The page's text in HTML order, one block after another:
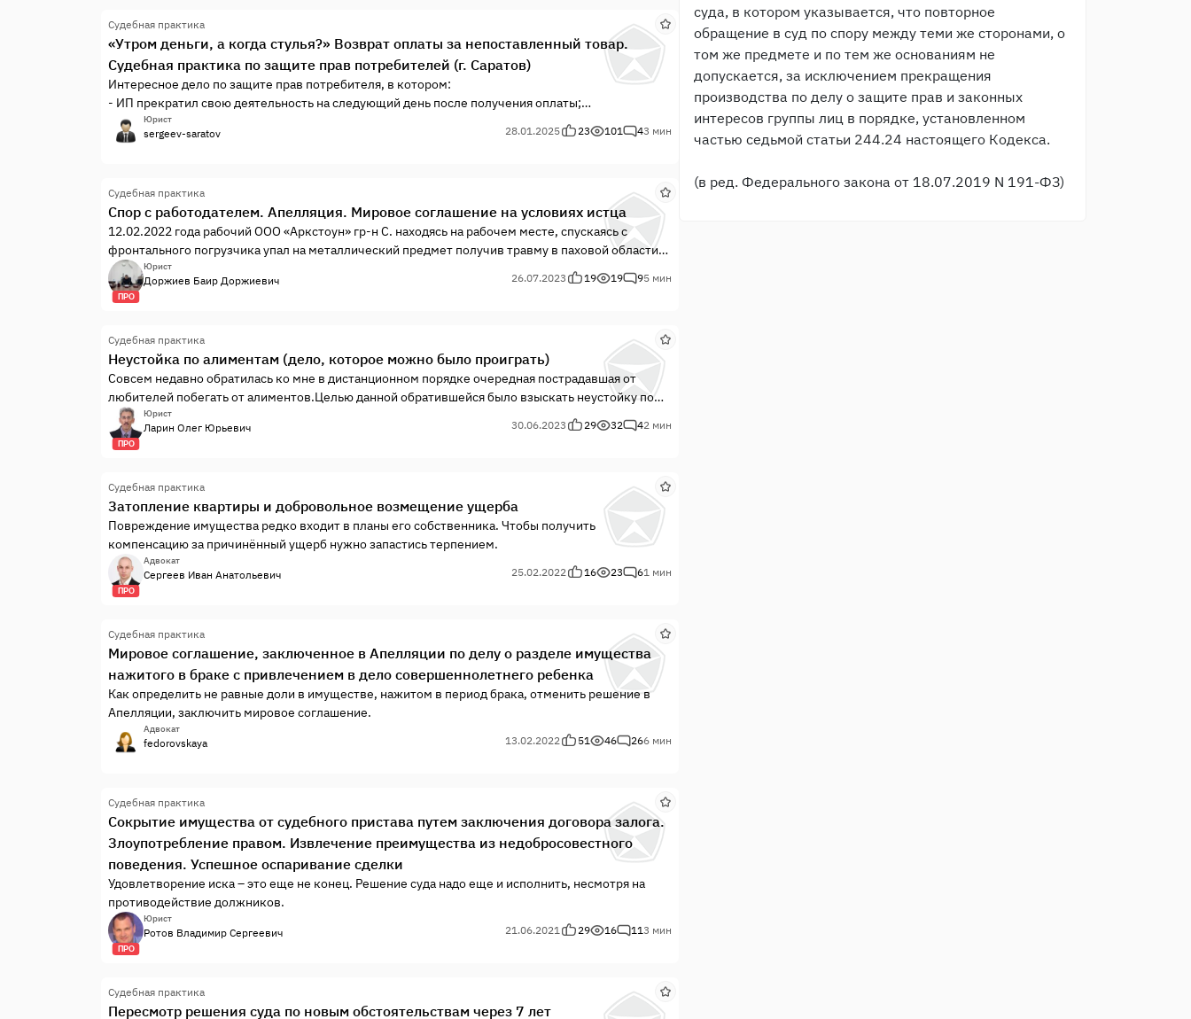
Судебная практика
«Утром деньги, а когда стулья?» Возврат оплаты за непоставленный товар.
Судебная практика по защите прав потребителей (г. Саратов)
Интересное дело по защите прав потребителя, в котором:
- ИП прекратил свою деятельность на следующий день после получения оплаты;
- Истцом получена компенсация, превышающая половину стоимости оплаты за
непоставленный товар;
Юрист
sergeev-saratov 28.01.2025 23 101 43 мин
Судебная практика
Спор с работодателем. Апелляция. Мировое соглашение на условиях истца
12.02.2022 года рабочий ООО «Аркстоун» гр-н С. находясь на рабочем месте, спускаясь с
фронтального погрузчика упал на металлический предмет получив травму в паховой области
тела. В связи с тем, что состояние С. ухудшалось его увезли в ЦРБ района.Работодатель по
факту получению травмы С. комиссию не ...
ПРО
Юрист
Доржиев Баир Доржиевич 26.07.2023 19 19 95 мин
Судебная практика
Неустойка по алиментам (дело, которое можно было проиграть)
Совсем недавно обратилась ко мне в дистанционном порядке очередная пострадавшая от
любителей побегать от алиментов.Целью данной обратившейся было взыскать неустойку по
алиментам. Вроде бы и простое дело. Но есть один нюанс. Ребенку, на содержание которого
взыскивались в его несовершеннолетнем возрас...
ПРО
Юрист
Ларин Олег Юрьевич 30.06.2023 29 32 42 мин
Судебная практика
Затопление квартиры и добровольное возмещение ущерба
Повреждение имущества редко входит в планы его собственника. Чтобы получить
компенсацию за причинённый ущерб нужно запастись терпением.
ПРО
Адвокат
Сергеев Иван Анатольевич 25.02.2022 16 23 61 мин
Судебная практика
Мировое соглашение, заключенное в Апелляции по делу о разделе имущества
нажитого в браке с привлечением в дело совершеннолетнего ребенка
Как определить не равные доли в имуществе, нажитом в период брака, отменить решение в
Апелляции, заключить мировое соглашение.
Адвокат
fedorovskaya 13.02.2022 51 46 266 мин
Судебная практика
Сокрытие имущества от судебного пристава путем заключения договора залога.
Злоупотребление правом. Извлечение преимущества из недобросовестного
поведения. Успешное оспаривание сделки
Удовлетворение иска – это еще не конец. Решение суда надо еще и исполнить, несмотря на
противодействие должников.
ПРО
Юрист
Ротов Владимир Сергеевич 21.06.2021 29 16 113 мин
Судебная практика
Пересмотр решения суда по новым обстоятельствам через 7 лет
суда, в котором указывается, что повторное
обращение в суд по спору между теми же сторонами, о
том же предмете и по тем же основаниям не
допускается, за исключением прекращения
производства по делу о защите прав и законных
интересов группы лиц в порядке, установленном
частью седьмой статьи 244.24 настоящего Кодекса.
(в ред. Федерального закона от 18.07.2019 N 191-ФЗ)